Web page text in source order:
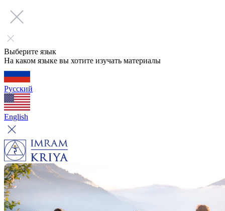
Выберите язык
На каком языке вы хотите изучать материалы
Русский
English